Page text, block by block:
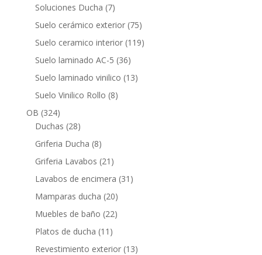
Soluciones Ducha 77
productos
Suelo cerámico exterior 7575
productos
Suelo ceramico interior 119119
Suelo laminado AC-5 3636
productos
Suelo laminado vinilico 1313
Suelo Vinilico Rollo 88
OB 324324
productos
Duchas 2828
productos
Griferia Ducha 88
productos
Griferia Lavabos 21 21
productos
Lavabos de encimera 31 31
Mamparas ducha 2020
productos
Muebles de baño 2222
Platos de ducha 11 11
productos
Revestimiento exterior 1313